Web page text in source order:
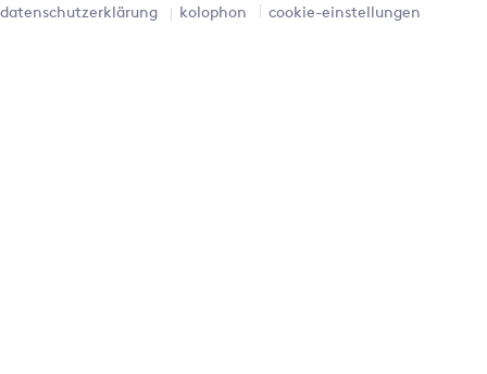
datenschutzerklärung kolophon cookie-einstellungen